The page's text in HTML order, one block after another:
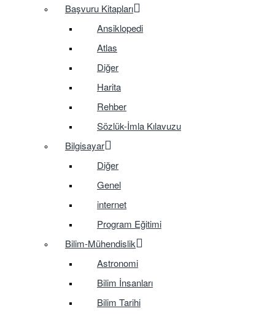
Başvuru Kitapları
Ansiklopedi
Atlas
Diğer
Harita
Rehber
Sözlük-İmla Kılavuzu
Bilgisayar
Diğer
Genel
internet
Program Eğitimi
Bilim-Mühendislik
Astronomi
Bilim İnsanları
Bilim Tarihi